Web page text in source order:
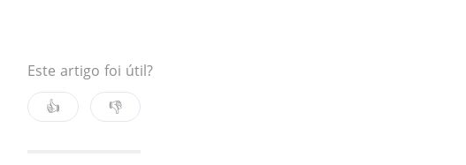
Este artigo foi útil?
👍
👎